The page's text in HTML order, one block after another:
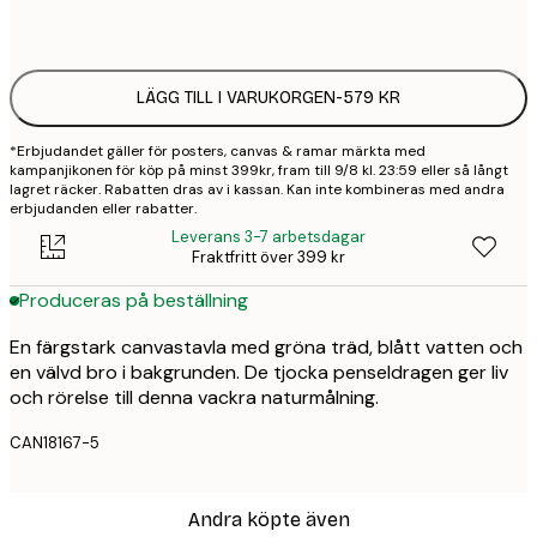
LÄGG TILL I VARUKORGEN-579 KR
*Erbjudandet gäller för posters, canvas & ramar märkta med
kampanjikonen för köp på minst 399kr, fram till 9/8 kl. 23:59 eller så långt
lagret räcker. Rabatten dras av i kassan. Kan inte kombineras med andra
erbjudanden eller rabatter.
Leverans 3-7 arbetsdagar
Fraktfritt över 399 kr
Produceras på beställning
En färgstark canvastavla med gröna träd, blått vatten och
en välvd bro i bakgrunden. De tjocka penseldragen ger liv
och rörelse till denna vackra naturmålning.
CAN18167-5
Andra köpte även